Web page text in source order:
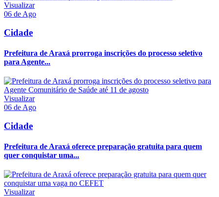
Visualizar
06 de Ago
Cidade
Prefeitura de Araxá prorroga inscrições do processo seletivo
para Agente...
Visualizar
06 de Ago
Cidade
Prefeitura de Araxá oferece preparação gratuita para quem
quer conquistar uma...
Visualizar